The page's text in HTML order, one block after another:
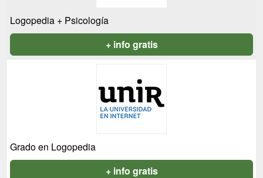
Logopedia + Psicología
+ info gratis
Grado en Logopedia
+ info gratis